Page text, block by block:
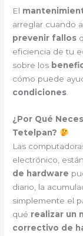
El
arreglar cuando
prevenir fallos
eficiencia de tu
sobre los
cómo puede
condiciones
¿Por Qué
Tetelpan?
Las
electrónico,
de hardware
diario, la
simplemente el
qué realizar un
correctivo de